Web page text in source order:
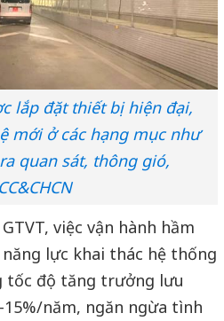
lắp đặt thiết bị hiện đại,
mới ở các hạng mục như
quan sát, thông gió,
việc vận hành hầm
năng lực khai thác hệ thống
tốc độ tăng trưởng lưu
năm, ngăn ngừa tình